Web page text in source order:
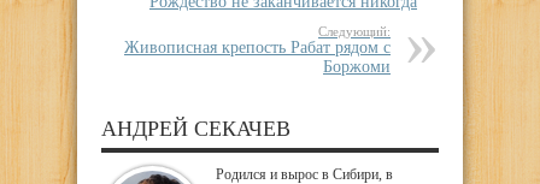
Следующий:
Живописная крепость Рабат рядом с
Боржоми
АНДРЕЙ СЕКАЧЕВ
Родился и вырос в Сибири, в